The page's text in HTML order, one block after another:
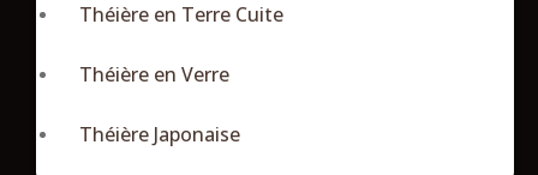
Théière en Terre Cuite
Théière en Verre
Théière Japonaise